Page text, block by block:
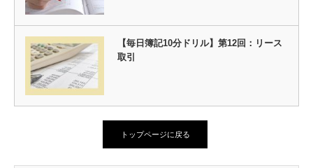
【毎日簿記10分ドリル】第12回：リース
取引
トップページに戻る